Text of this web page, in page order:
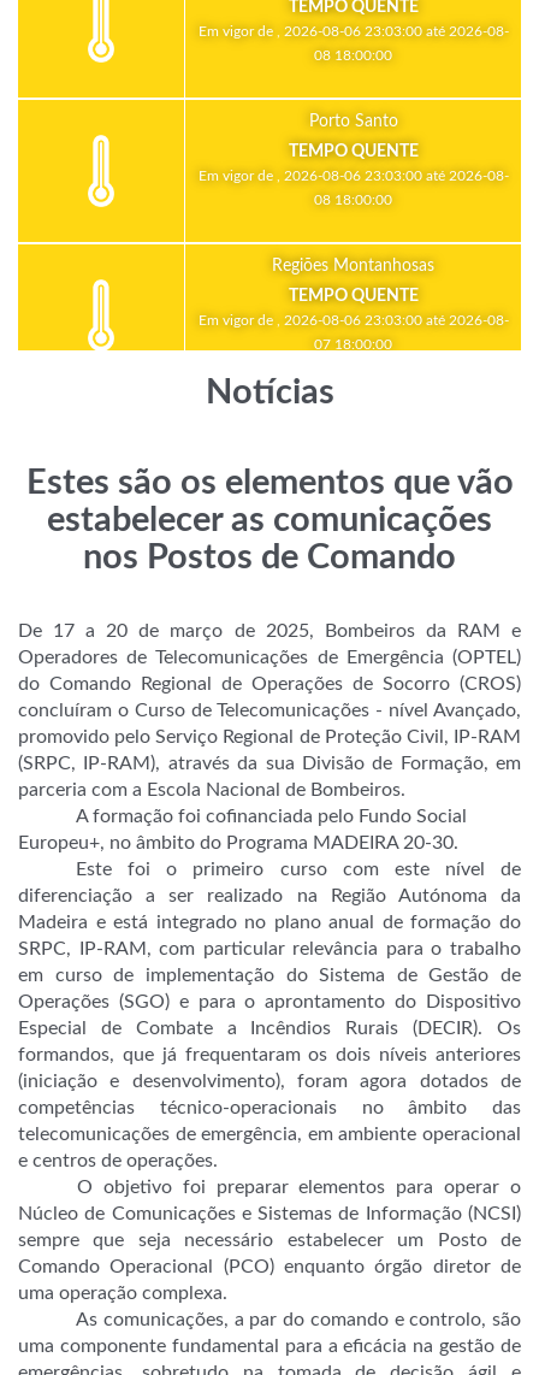
TEMPO QUENTE
Em vigor de , 2026-08-06 23:03:00 até 2026-08-
08 18:00:00
Porto Santo
TEMPO QUENTE
Em vigor de , 2026-08-06 23:03:00 até 2026-08-
08 18:00:00
Regiões Montanhosas
TEMPO QUENTE
Em vigor de , 2026-08-06 23:03:00 até 2026-08-
07 18:00:00
Notícias
Estes são os elementos que vão
estabelecer as comunicações
nos Postos de Comando
De 17 a 20 de março de 2025, Bombeiros da RAM e
Operadores de Telecomunicações de Emergência (OPTEL)
do Comando Regional de Operações de Socorro (CROS)
concluíram o Curso de Telecomunicações - nível Avançado,
promovido pelo Serviço Regional de Proteção Civil, IP-RAM
(SRPC, IP-RAM), através da sua Divisão de Formação, em
parceria com a Escola Nacional de Bombeiros.
A formação foi cofinanciada pelo Fundo Social
Europeu+, no âmbito do Programa MADEIRA 20-30.
Este foi o primeiro curso com este nível de
diferenciação a ser realizado na Região Autónoma da
Madeira e está integrado no plano anual de formação do
SRPC, IP-RAM, com particular relevância para o trabalho
em curso de implementação do Sistema de Gestão de
Operações (SGO) e para o aprontamento do Dispositivo
Especial de Combate a Incêndios Rurais (DECIR). Os
formandos, que já frequentaram os dois níveis anteriores
(iniciação e desenvolvimento), foram agora dotados de
competências técnico-operacionais no âmbito das
telecomunicações de emergência, em ambiente operacional
e centros de operações.
O objetivo foi preparar elementos para operar o
Núcleo de Comunicações e Sistemas de Informação (NCSI)
sempre que seja necessário estabelecer um Posto de
Comando Operacional (PCO) enquanto órgão diretor de
uma operação complexa.
As comunicações, a par do comando e controlo, são
uma componente fundamental para a eficácia na gestão de